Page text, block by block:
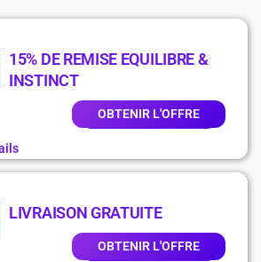
15% DE REMISE EQUILIBRE &
INSTINCT
OBTENIR L'OFFRE
LIVRAISON GRATUITE
OBTENIR L'OFFRE